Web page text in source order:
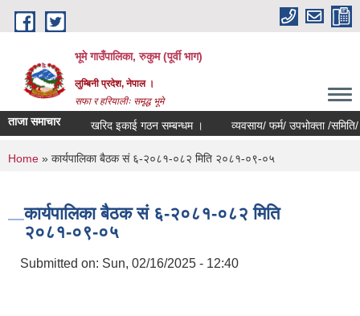
Skip to main content
भूमे गाउँपालिका, रुकुम (पूर्वी भाग)
लुम्बिनी प्रदेश, नेपाल ।
सफा र हरियालीः समृद्ध भूमे
ताजा समाचारखरिद इकाई गठन सम्बन्धम । व्यवसाय/ फर्म/ उपभोक्ता /समिति/ समुह/
You are here
Home » कार्यपालिका बैठक सं ६-२०८१-०८२ मिति २०८१-०९-०५
कार्यपालिका बैठक सं ६-२०८१-०८२ मिति
२०८१-०९-०५
Submitted on: Sun, 02/16/2025 - 12:40